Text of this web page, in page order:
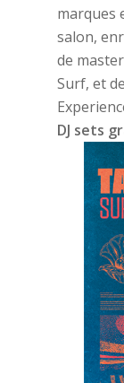
marques
salon,
de
Surf, et
DJ sets